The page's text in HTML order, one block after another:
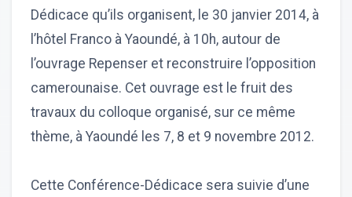
Dédicace qu’ils organisent, le 30 janvier 2014, à
l’hôtel Franco à Yaoundé, à 10h, autour de
l’ouvrage Repenser et reconstruire l’opposition
camerounaise. Cet ouvrage est le fruit des
travaux du colloque organisé, sur ce même
thème, à Yaoundé les 7, 8 et 9 novembre 2012.
Cette Conférence-Dédicace sera suivie d’une